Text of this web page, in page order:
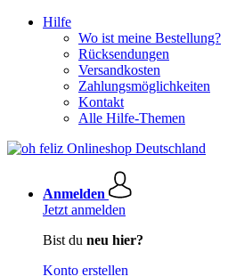
Hilfe
Wo ist meine Bestellung?
Rücksendungen
Versandkosten
Zahlungsmöglichkeiten
Kontakt
Alle Hilfe-Themen
Anmelden
Jetzt anmelden
Bist du neu hier?
Konto erstellen